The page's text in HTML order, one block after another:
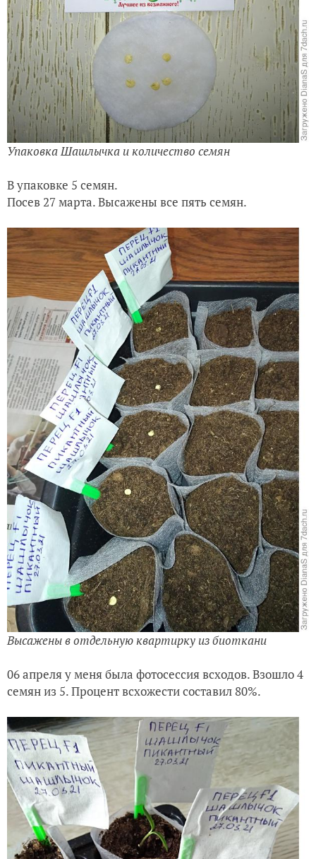
Упаковка Шашлычка и количество семян
В упаковке 5 семян.
Посев 27 марта. Высажены все пять семян.
Высажены в отдельную квартирку из биоткани
06 апреля у меня была фотосессия всходов. Взошло 4
семян из 5. Процент всхожести составил 80%.